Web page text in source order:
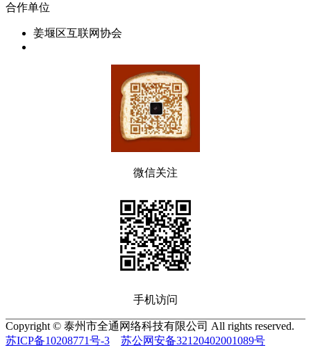
合作单位
姜堰区互联网协会
微信关注
手机访问
Copyright © 泰州市全通网络科技有限公司 All rights reserved.
苏ICP备10208771号-3
苏公网安备32120402001089号